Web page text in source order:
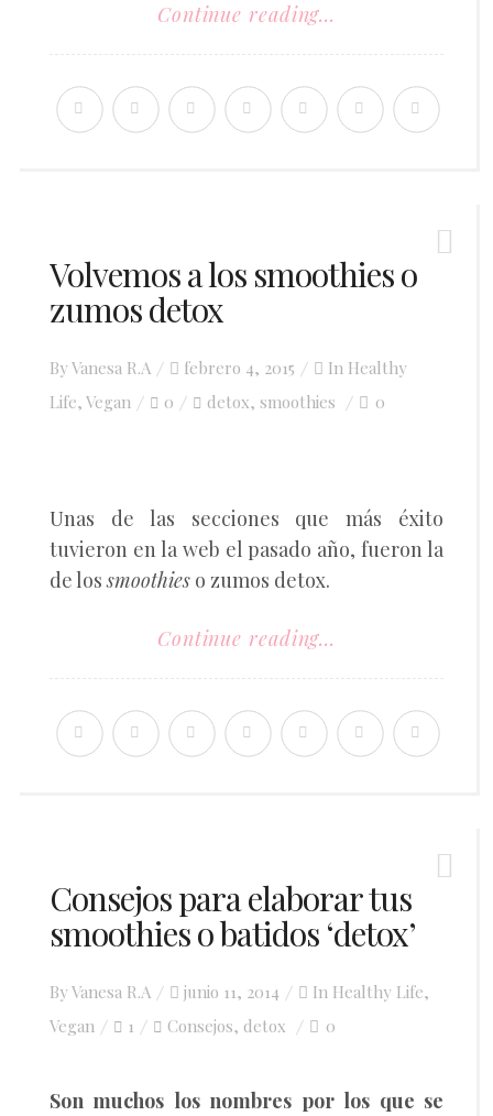
Continue reading...
Volvemos a los smoothies o
zumos detox
ByVanesa R.A
Posted
on
febrero 4, 2015 In Healthy
Life, Vegan 0 detox, smoothies 0
Unas de las secciones que más éxito
tuvieron en la web el pasado año, fueron la
de lossmoothies o zumos detox.
Continue reading...
Consejos para elaborar tus
smoothies o batidos ‘detox’
ByVanesa R.A
Posted
on
junio 11, 2014 In Healthy Life,
Vegan
1 Consejos, detox 0
Son muchos los nombres por los que se